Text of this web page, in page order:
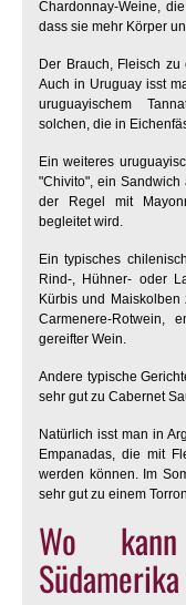
Chardonnay-Weine,
dass sie mehr Körper
Der Brauch, Fleisch
Auch in Uruguay isst
uruguayischem
solchen, die in
Ein weiteres
"Chivito", ein
der Regel mit
begleitet wird.
Ein typisches
Rind-, Hühner- oder
Kürbis und
Carmenere-
gereifter Wein.
Andere typische
sehr gut zu Cabernet
Natürlich isst man in
Empanadas, die mit
werden können. Im
sehr gut zu einem
Wo